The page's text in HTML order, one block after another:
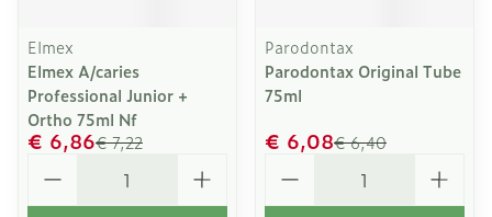
Elmex
Elmex A/caries
Professional Junior +
Ortho 75ml Nf
€ 7,22
€ 6,86
Parodontax
Parodontax Original Tube
75ml
€ 6,40
€ 6,08